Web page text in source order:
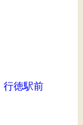
行徳駅前